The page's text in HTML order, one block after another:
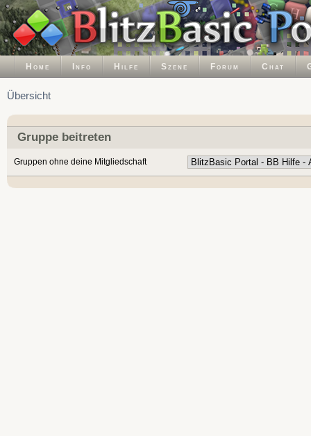
Home Info Hilfe Szene Forum Chat
Übersicht
Gruppe beitreten
Gruppen ohne deine Mitgliedschaft